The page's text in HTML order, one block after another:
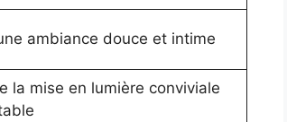
ambiance douce et intime
la mise en lumière conviviale